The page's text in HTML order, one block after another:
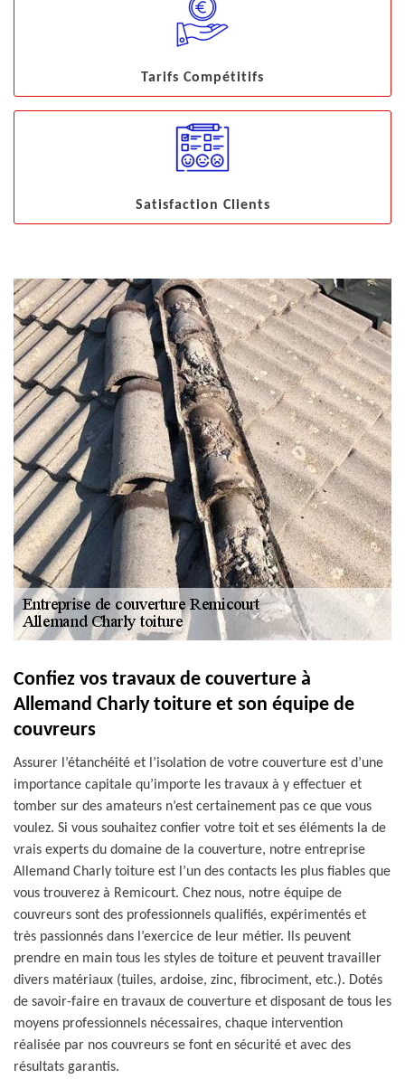
Tarifs Compétitifs
Satisfaction Clients
Confiez vos travaux de couverture à
Allemand Charly toiture et son équipe de
couvreurs
Assurer l’étanchéité et l’isolation de votre couverture est d’une
importance capitale qu’importe les travaux à y effectuer et
tomber sur des amateurs n’est certainement pas ce que vous
voulez. Si vous souhaitez confier votre toit et ses éléments la de
vrais experts du domaine de la couverture, notre entreprise
Allemand Charly toiture est l’un des contacts les plus fiables que
vous trouverez à Remicourt. Chez nous, notre équipe de
couvreurs sont des professionnels qualifiés, expérimentés et
très passionnés dans l’exercice de leur métier. Ils peuvent
prendre en main tous les styles de toiture et peuvent travailler
divers matériaux (tuiles, ardoise, zinc, fibrociment, etc.). Dotés
de savoir-faire en travaux de couverture et disposant de tous les
moyens professionnels nécessaires, chaque intervention
réalisée par nos couvreurs se font en sécurité et avec des
résultats garantis.